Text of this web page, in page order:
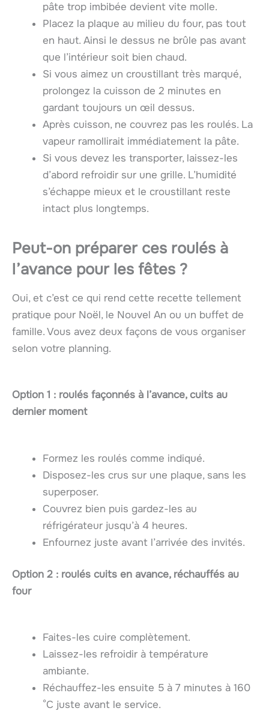
pâte trop imbibée devient vite molle.
Placez la plaque au milieu du four, pas tout
en haut. Ainsi le dessus ne brûle pas avant
que l’intérieur soit bien chaud.
Si vous aimez un croustillant très marqué,
prolongez la cuisson de 2 minutes en
gardant toujours un œil dessus.
Après cuisson, ne couvrez pas les roulés. La
vapeur ramollirait immédiatement la pâte.
Si vous devez les transporter, laissez-les
d’abord refroidir sur une grille. L’humidité
s’échappe mieux et le croustillant reste
intact plus longtemps.
Peut-on préparer ces roulés à
l’avance pour les fêtes ?
Oui, et c’est ce qui rend cette recette tellement
pratique pour Noël, le Nouvel An ou un buffet de
famille. Vous avez deux façons de vous organiser
selon votre planning.
Option 1 : roulés façonnés à l’avance, cuits au
dernier moment
Formez les roulés comme indiqué.
Disposez-les crus sur une plaque, sans les
superposer.
Couvrez bien puis gardez-les au
réfrigérateur jusqu’à 4 heures.
Enfournez juste avant l’arrivée des invités.
Option 2 : roulés cuits en avance, réchauffés au
four
Faites-les cuire complètement.
Laissez-les refroidir à température
ambiante.
Réchauffez-les ensuite 5 à 7 minutes à 160
°C juste avant le service.